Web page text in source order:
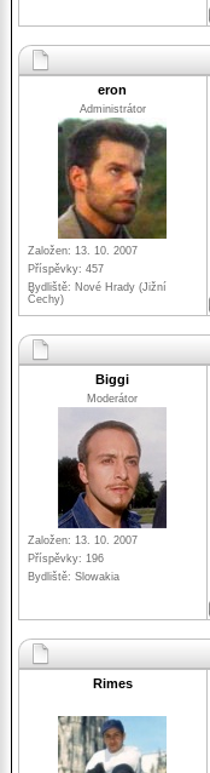
eron
Administrátor
Založen: 13. 10. 2007
Příspěvky: 457
Bydliště: Nové Hrady (Jižní
Čechy)
Biggi
Moderátor
Založen: 13. 10. 2007
Příspěvky: 196
Bydliště: Slowakia
Rimes